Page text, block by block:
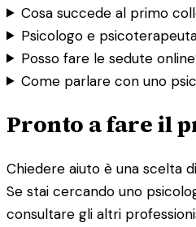
Cosa succede al primo
Psicologo e
Posso fare le sedute
Come parlare con uno
Pronto a fare il
Chiedere aiuto è una scelta
Se stai cercando uno
consultare gli altri